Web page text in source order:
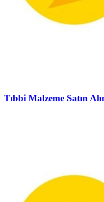
Tıbbi Malzeme Satın